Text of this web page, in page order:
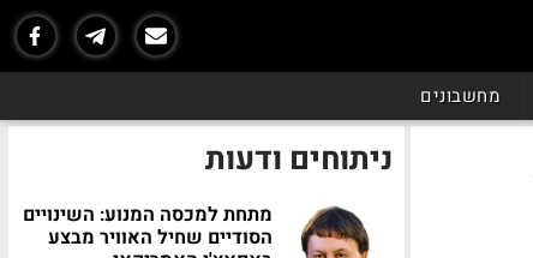
מחשבונים
ניתוחים ודעות
מתחת למכסה המנוע: השינויים
הסודיים שחיל האוויר מבצע